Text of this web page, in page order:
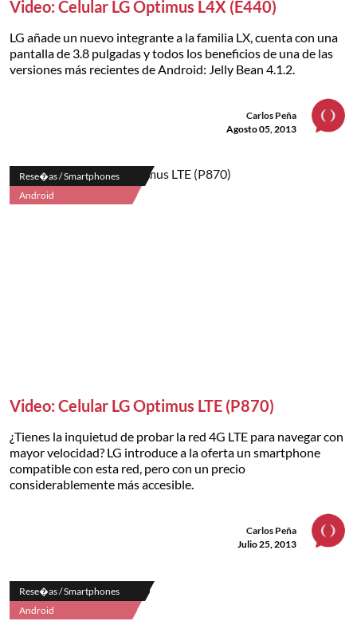
Video: Celular LG Optimus L4X (E440)
LG añade un nuevo integrante a la familia LX, cuenta con una
pantalla de 3.8 pulgadas y todos los beneficios de una de las
versiones más recientes de Android: Jelly Bean 4.1.2.
Carlos Peña
Agosto 05, 2013
Rese�as / Smartphones
Android
Video: Celular LG Optimus LTE (P870)
¿Tienes la inquietud de probar la red 4G LTE para navegar con
mayor velocidad? LG introduce a la oferta un smartphone
compatible con esta red, pero con un precio
considerablemente más accesible.
Carlos Peña
Julio 25, 2013
Rese�as / Smartphones
Android